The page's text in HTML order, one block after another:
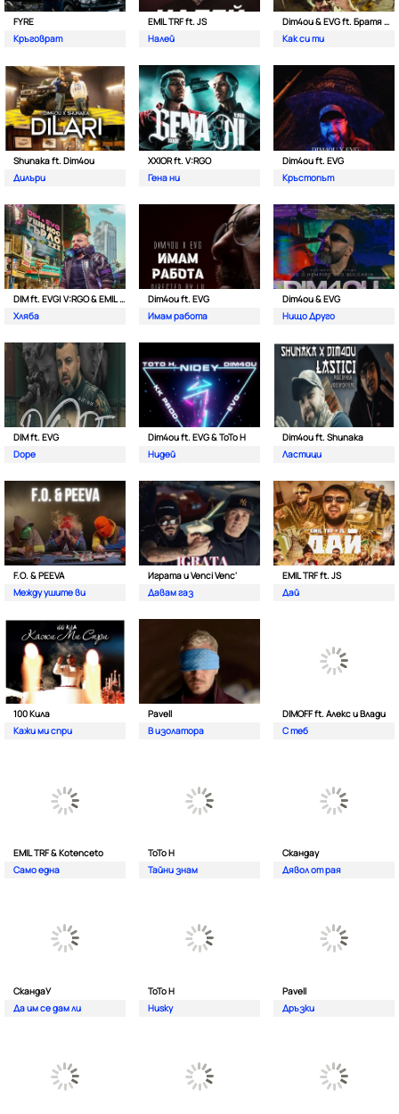
FYRE
Кръговрат
EMIL TRF ft. JS
Налей
Dim4ou & EVG ft. Братя Аргирови
Как си ти
Shunaka ft. Dim4ou
Дилъри
XXIOR ft. V:RGO
Гена ни
Dim4ou ft. EVG
Кръстопът
DIM ft. EVG| V:RGO & EMIL TRF
Хляба
Dim4ou ft. EVG
Имам работа
Dim4ou & EVG
Нищо Друго
DIM ft. EVG
Dope
Dim4ou ft. EVG & ToTo H
Нидей
Dim4ou ft. Shunaka
Ластици
F.O. & PEEVA
Между ушите ви
Играта и Venci Venc'
Давам газ
EMIL TRF ft. JS
Дай
100 Кила
Кажи ми спри
Pavell
В изолатора
DIMOFF ft. Алекс и Влади
С теб
EMIL TRF & Kotenceto
Само една
ТоТо Н
Тайни знам
Скандау
Дявол от рая
СкандаУ
Да им се дам ли
ToTo H
Husky
Pavell
Дръзки